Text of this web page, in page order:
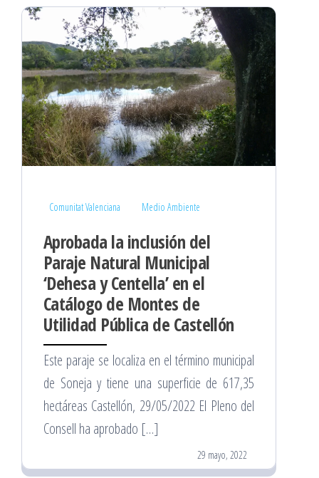
Comunitat Valenciana Medio Ambiente
Aprobada la inclusión del
Paraje Natural Municipal
‘Dehesa y Centella’ en el
Catálogo de Montes de
Utilidad Pública de Castellón
Este paraje se localiza en el término municipal
de Soneja y tiene una superficie de 617,35
hectáreas Castellón, 29/05/2022 El Pleno del
Consell ha aprobado […]
29 mayo, 2022